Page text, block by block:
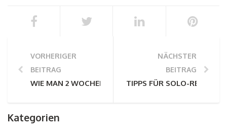
VORHERIGER
BEITRAG
WIE MAN 2 WOCHEN IN SÜDAFRIKA OPTIMAL PLANT
NÄCHSTER
BEITRAG
TIPPS FÜR SOLO-REISEN
Kategorien